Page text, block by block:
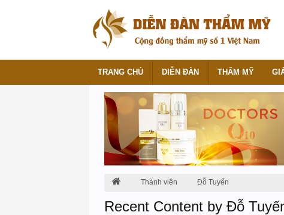
Thành viên Đỗ Tuyến
Recent Content by Đỗ
TRANG CHỦ DIỄN ĐÀN THẨM MỸ